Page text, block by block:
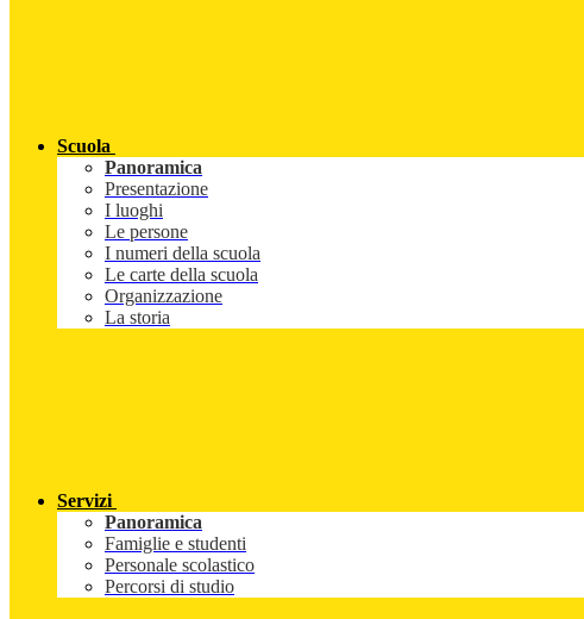
Scuola
Panoramica
Presentazione
I luoghi
Le persone
I numeri della scuola
Le carte della scuola
Organizzazione
La storia
Servizi
Panoramica
Famiglie e studenti
Personale scolastico
Percorsi di studio